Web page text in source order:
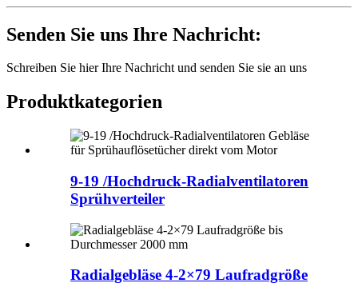
Senden Sie uns Ihre Nachricht:
Schreiben Sie hier Ihre Nachricht und senden Sie sie an uns
Produktkategorien
9-19 /Hochdruck-Radialventilatoren
Sprühverteiler
Radialgebläse 4-2×79 Laufradgröße